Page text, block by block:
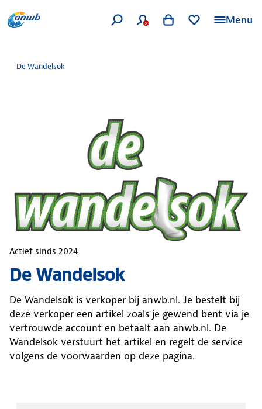
Menu
De Wandelsok
Actief sinds 2024
De Wandelsok
De Wandelsok is verkoper bij anwb.nl. Je bestelt bij
deze verkoper een artikel zoals je gewend bent via je
vertrouwde account en betaalt aan anwb.nl. De
Wandelsok verstuurt het artikel en regelt de service
volgens de voorwaarden op deze pagina.